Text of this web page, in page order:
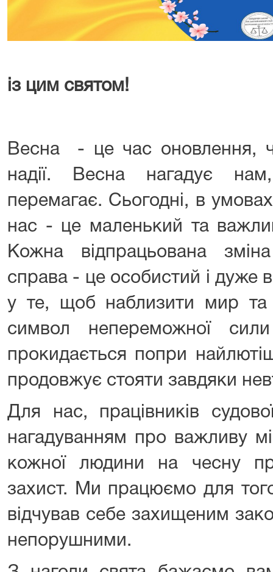
із цим святом!
Весна - це час оновлення,
надії. Весна нагадує
перемагає. Сьогодні, в
нас - це маленький та
Кожна відпрацьована
справа - це особистий і дуже
у те, щоб наблизити мир
символ непереможної
прокидається попри
продовжує стояти завдяки
Для нас, працівників
нагадуванням про важливу
кожної людини на чесну
захист. Ми працюємо для
відчував себе захищеним
непорушними.